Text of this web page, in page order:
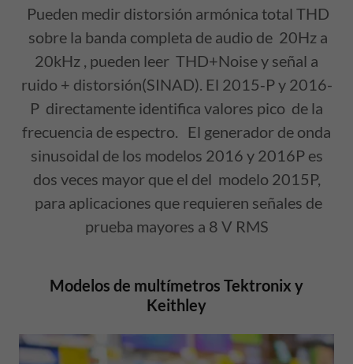
Pueden medir distorsión armónica total THD
sobre la banda completa de audio de 20Hz a
20kHz , pueden leer THD+Noise y señal a
ruido + distorsión(SINAD). El 2015‑P y 2016-
P directamente identifica valores pico de la
frecuencia de espectro. El generador de onda
sinusoidal de los modelos 2016 y 2016P es
dos veces mayor que el del modelo 2015P,
para aplicaciones que requieren señales de
prueba mayores a 8 V RMS
Modelos de multímetros Tektronix y
Keithley